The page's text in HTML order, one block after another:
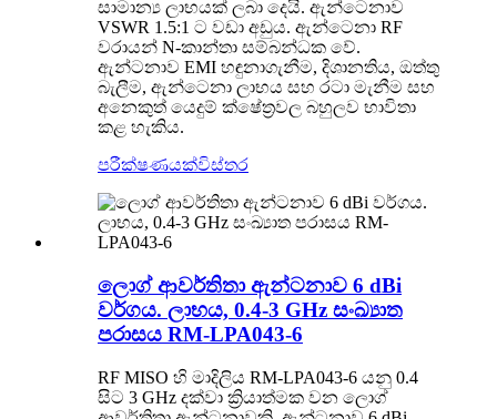
සාමාන්‍ය ලාභයක් ලබා දෙයි. ඇන්ටෙනාව
VSWR 1.5:1 ට වඩා අඩුය. ඇන්ටෙනා RF
වරායන් N-කාන්තා සම්බන්ධක වේ.
ඇන්ටනාව EMI හඳුනාගැනීම, දිශානතිය, ඔත්තු
බැලීම, ඇන්ටෙනා ලාභය සහ රටා මැනීම සහ
අනෙකුත් යෙදුම් ක්ෂේත්‍රවල බහුලව භාවිතා
කළ හැකිය.
පරීක්ෂණයක්විස්තර
ලොග් ආවර්තිතා ඇන්ටනාව 6 dBi
වර්ගය. ලාභය, 0.4-3 GHz සංඛ්‍යාත
පරාසය RM-LPA043-6
RF MISO හි මාදිලිය RM-LPA043-6 යනු 0.4
සිට 3 GHz දක්වා ක්‍රියාත්මක වන ලොග්